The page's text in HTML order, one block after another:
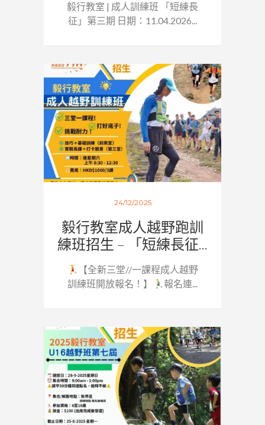
毅行教室 | 成人訓練班 「短練長
征」第三期 日期：11.04.2026...
24/12/2025
毅行教室成人越野跑訓
練班招生 – 「短練長征...
【全新三堂//一課程成人越野
訓練班開放報名！】
報名連...